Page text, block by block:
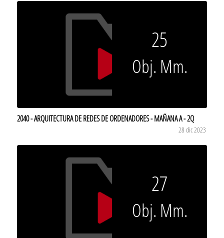
25
Obj. Mm.
2040 - ARQUITECTURA DE REDES DE ORDENADORES - MAÑANA A - 2Q
28 dic 2023
27
Obj. Mm.